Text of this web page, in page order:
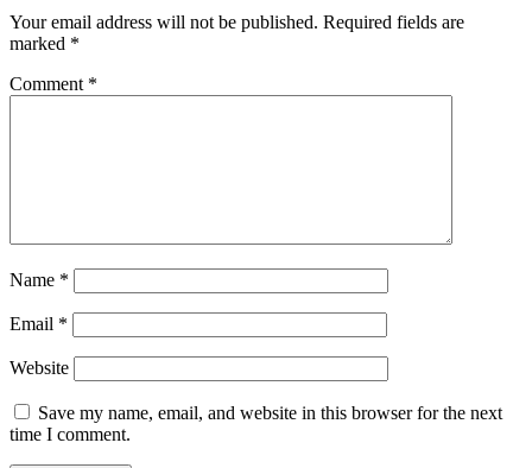
Your email address will not be published. Required fields are
marked *
Comment *
Name *
Email *
Website
Save my name, email, and website in this browser for the next
time I comment.